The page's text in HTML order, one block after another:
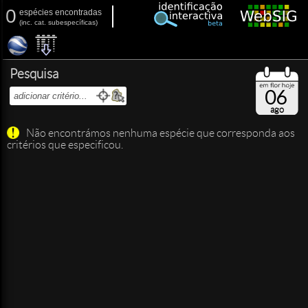
0 espécies encontradas
(inc. cat. subespecíficas)
Pesquisa
06
ago
Não encontrámos nenhuma espécie que corresponda aos
critérios que especificou.